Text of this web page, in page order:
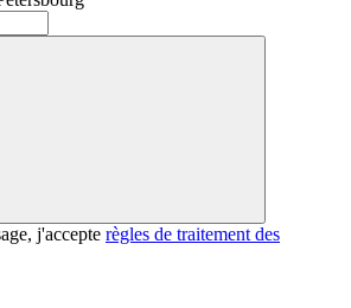
j'accepte règles de traitement des